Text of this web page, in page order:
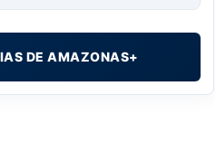
DE AMAZONAS+